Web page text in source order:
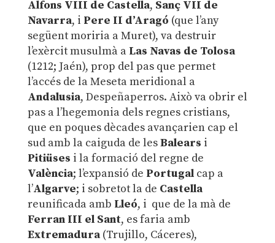
Alfons VIII de Castella, Sanç VII de
Navarra, i Pere II d’Aragó (que l’any
següent moriria a Muret), va destruir
l’exèrcit musulmà a Las Navas de Tolosa
(1212; Jaén), prop del pas que permet
l’accés de la Meseta meridional a
Andalusia, Despeñaperros. Això va obrir el
pas a l’hegemonia dels regnes cristians,
que en poques dècades avançarien cap el
sud amb la caiguda de lesBalears i
Pitiüses i la formació del regne de
València; l’expansió de Portugalcap a
l’Algarve; i sobretot la de Castella
reunificada amb Lleó, i que de la mà de
Ferran III el Sant, es faria amb
Extremadura(Trujillo, Cáceres),